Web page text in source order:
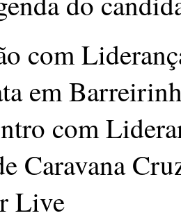
com
em
com
Caravana
Live